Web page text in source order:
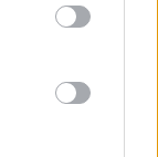
története.